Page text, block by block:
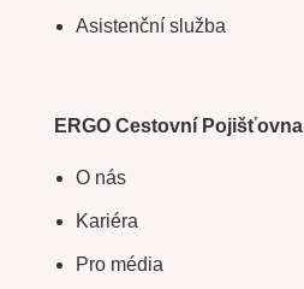
Asistenční služba
ERGO Cestovní Pojišťovna
O nás
Kariéra
Pro média